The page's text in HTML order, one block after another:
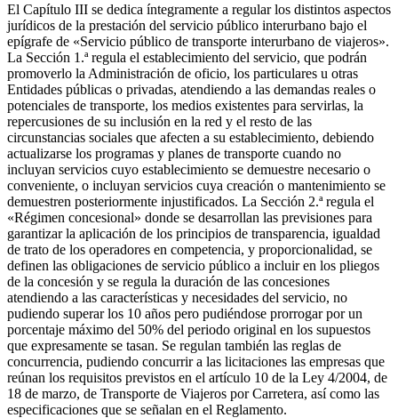
El Capítulo III se dedica íntegramente a regular los distintos aspectos
jurídicos de la prestación del servicio público interurbano bajo el
epígrafe de «Servicio público de transporte interurbano de viajeros».
La Sección 1.ª regula el establecimiento del servicio, que podrán
promoverlo la Administración de oficio, los particulares u otras
Entidades públicas o privadas, atendiendo a las demandas reales o
potenciales de transporte, los medios existentes para servirlas, la
repercusiones de su inclusión en la red y el resto de las
circunstancias sociales que afecten a su establecimiento, debiendo
actualizarse los programas y planes de transporte cuando no
incluyan servicios cuyo establecimiento se demuestre necesario o
conveniente, o incluyan servicios cuya creación o mantenimiento se
demuestren posteriormente injustificados. La Sección 2.ª regula el
«Régimen concesional» donde se desarrollan las previsiones para
garantizar la aplicación de los principios de transparencia, igualdad
de trato de los operadores en competencia, y proporcionalidad, se
definen las obligaciones de servicio público a incluir en los pliegos
de la concesión y se regula la duración de las concesiones
atendiendo a las características y necesidades del servicio, no
pudiendo superar los 10 años pero pudiéndose prorrogar por un
porcentaje máximo del 50% del periodo original en los supuestos
que expresamente se tasan. Se regulan también las reglas de
concurrencia, pudiendo concurrir a las licitaciones las empresas que
reúnan los requisitos previstos en el artículo 10 de la Ley 4/2004, de
18 de marzo, de Transporte de Viajeros por Carretera, así como las
especificaciones que se señalan en el Reglamento.